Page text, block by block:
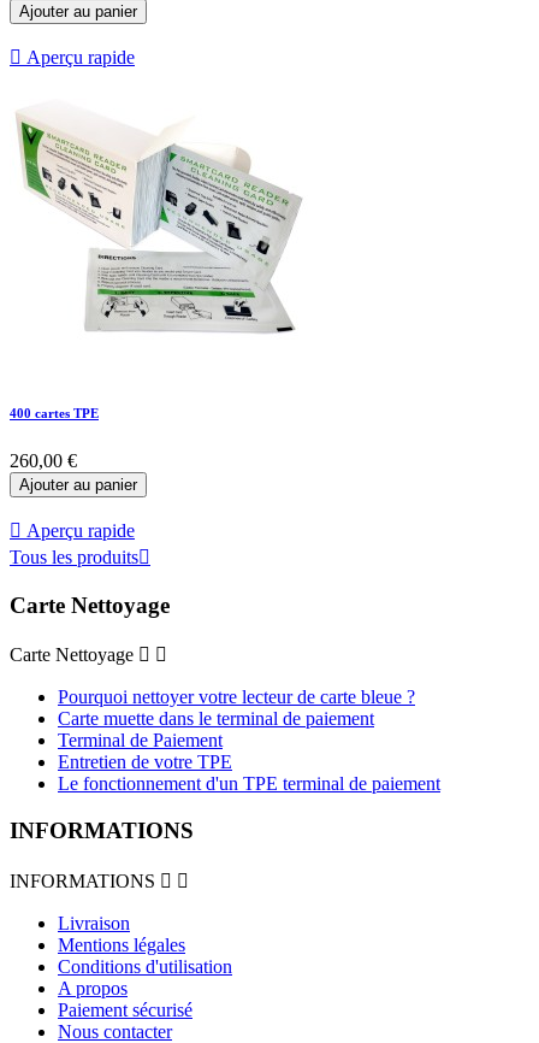
Ajouter au panier
 Aperçu rapide
400 cartes TPE
260,00 €
Ajouter au panier
 Aperçu rapide
Tous les produits
Carte Nettoyage
Carte Nettoyage  
Pourquoi nettoyer votre lecteur de carte bleue ?
Carte muette dans le terminal de paiement
Terminal de Paiement
Entretien de votre TPE
Le fonctionnement d'un TPE terminal de paiement
INFORMATIONS
INFORMATIONS  
Livraison
Mentions légales
Conditions d'utilisation
A propos
Paiement sécurisé
Nous contacter